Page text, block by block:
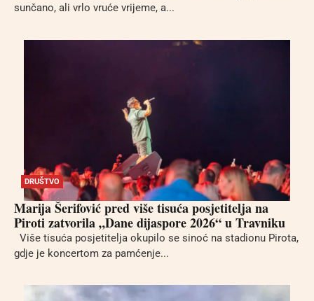
sunčano, ali vrlo vruće vrijeme, a...
DRUŠTVO
Marija Šerifović pred više tisuća posjetitelja na
Piroti zatvorila „Dane dijaspore 2026“ u Travniku
Više tisuća posjetitelja okupilo se sinoć na stadionu Pirota,
gdje je koncertom za pamćenje...